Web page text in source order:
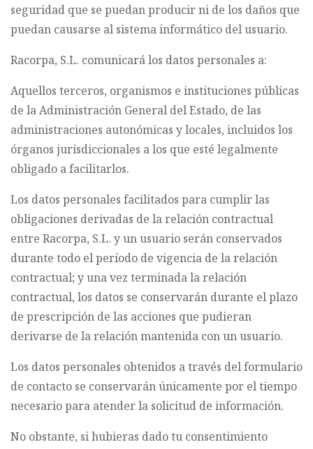
seguridad que se puedan producir ni de los daños que
puedan causarse al sistema informático del usuario.
Racorpa, S.L. comunicará los datos personales a:
Aquellos terceros, organismos e instituciones públicas
de la Administración General del Estado, de las
administraciones autonómicas y locales, incluidos los
órganos jurisdiccionales a los que esté legalmente
obligado a facilitarlos.
Los datos personales facilitados para cumplir las
obligaciones derivadas de la relación contractual
entre Racorpa, S.L. y un usuario serán conservados
durante todo el período de vigencia de la relación
contractual; y una vez terminada la relación
contractual, los datos se conservarán durante el plazo
de prescripción de las acciones que pudieran
derivarse de la relación mantenida con un usuario.
Los datos personales obtenidos a través del formulario
de contacto se conservarán únicamente por el tiempo
necesario para atender la solicitud de información.
No obstante, si hubieras dado tu consentimiento